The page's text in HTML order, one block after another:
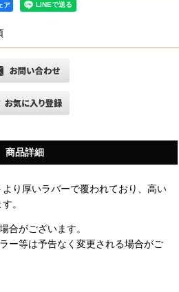
ア
商品詳細
り厚いラバーで覆われており、高い
。
合がございます。
ー等は予告なく変更される場合がご